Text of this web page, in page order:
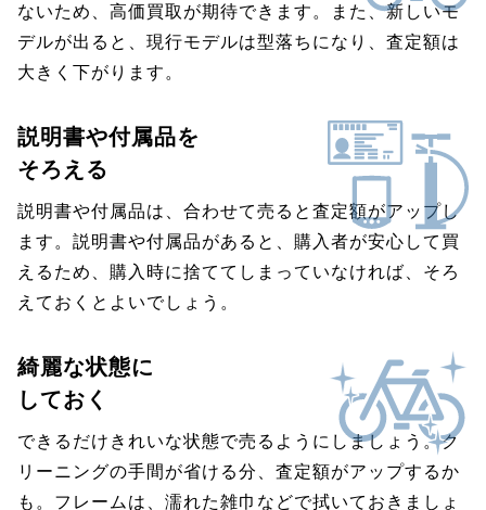
ないため、高価買取が期待できます。また、新しいモ
デルが出ると、現行モデルは型落ちになり、査定額は
大きく下がります。
説明書や付属品を
そろえる
説明書や付属品は、合わせて売ると査定額がアップし
ます。説明書や付属品があると、購入者が安心して買
えるため、購入時に捨ててしまっていなければ、そろ
えておくとよいでしょう。
綺麗な状態に
しておく
できるだけきれいな状態で売るようにしましょう。ク
リーニングの手間が省ける分、査定額がアップするか
も。フレームは、濡れた雑巾などで拭いておきましょ